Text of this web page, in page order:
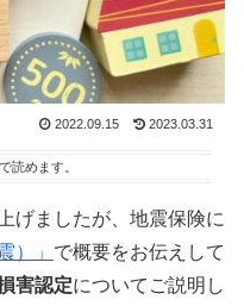
2022.09.15 2023.03.31
で読めます。
げましたが、地震保険に
）」 で概要をお伝えして
害認定についてご説明し